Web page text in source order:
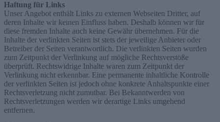
Haftung für Links
Unser Angebot enthält Links zu externen Webseiten Dritter, auf
deren Inhalte wir keinen Einfluss haben. Deshalb können wir für
diese fremden Inhalte auch keine Gewähr übernehmen. Für die
Inhalte der verlinkten Seiten ist stets der jeweilige Anbieter oder
Betreiber der Seiten verantwortlich. Die verlinkten Seiten wurden
zum Zeitpunkt der Verlinkung auf mögliche Rechtsverstöße
überprüft. Rechtswidrige Inhalte waren zum Zeitpunkt der
Verlinkung nicht erkennbar. Eine permanente inhaltliche Kontrolle
der verlinkten Seiten ist jedoch ohne konkrete Anhaltspunkte einer
Rechtsverletzung nicht zumutbar. Bei Bekanntwerden von
Rechtsverletzungen werden wir derartige Links umgehend
entfernen.